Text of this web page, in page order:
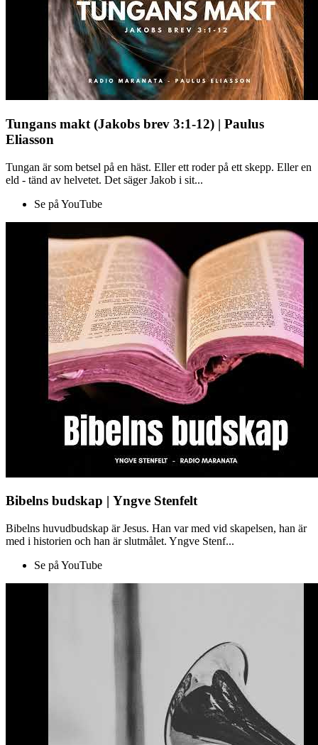
Tungans makt (Jakobs brev 3:1-12) | Paulus
Eliasson
Tungan är som betsel på en häst. Eller ett roder på ett skepp. Eller en
eld - tänd av helvetet. Det säger Jakob i sit...
Se på YouTube
Bibelns budskap | Yngve Stenfelt
Bibelns huvudbudskap är Jesus. Han var med vid skapelsen, han är
med i historien och han är slutmålet. Yngve Stenf...
Se på YouTube